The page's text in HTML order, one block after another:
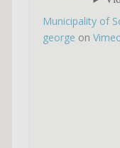
Municipality of
george on